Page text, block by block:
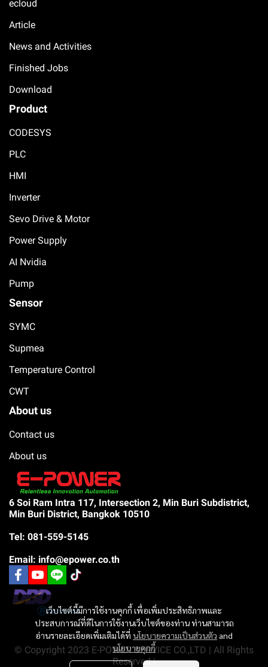
เว็บไซต์นี้มีการใช้งานคุกกี้ เพื่อเพิ่มประสิทธิภาพและ
ประสบการณ์ที่ดีในการใช้งานเว็บไซต์ของท่าน ท่านสามารถ
อ่านรายละเอียดเพิ่มเติมได้ที่ นโยบายความเป็นส่วนตัว and
นโยบายคุกกี้
ecloud
Article
News and Activities
Finished Jobs
Download
Product
CODESYS
PLC
HMI
Inverter
Sevo Drive & Motor
Power Supply
AI Nvidia
Pump
Sensor
SYMC
Supmea
Temperature Control
CWT
About us
Contact us
About us
6 Soi Ram Intra 117, Intersection 2, Min Buri Subdistrict,
Min Buri District, Bangkok 10510
Tel: 081-559-5145
Email: info@epower.co.th
© Copyright 2023 E-POWER SERVICE CO.,LTD | All Rights
Reserved |